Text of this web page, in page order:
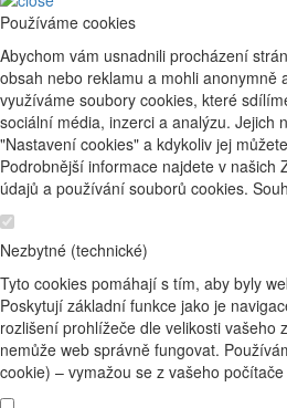
Používáme cookies
Abychom vám usnadnili procházení
obsah nebo reklamu a mohli anonymně
využíváme soubory cookies, které
sociální média, inzerci a analýzu. Jejich
"Nastavení cookies" a kdykoliv jej
Podrobnější informace najdete v našich
údajů a používání souborů cookies.
Nezbytné (technické)
Tyto cookies pomáhají s tím, aby byly
Poskytují základní funkce jako je
rozlišení prohlížeče dle velikosti vašeho
nemůže web správně fungovat.
cookie) – vymažou se z vašeho